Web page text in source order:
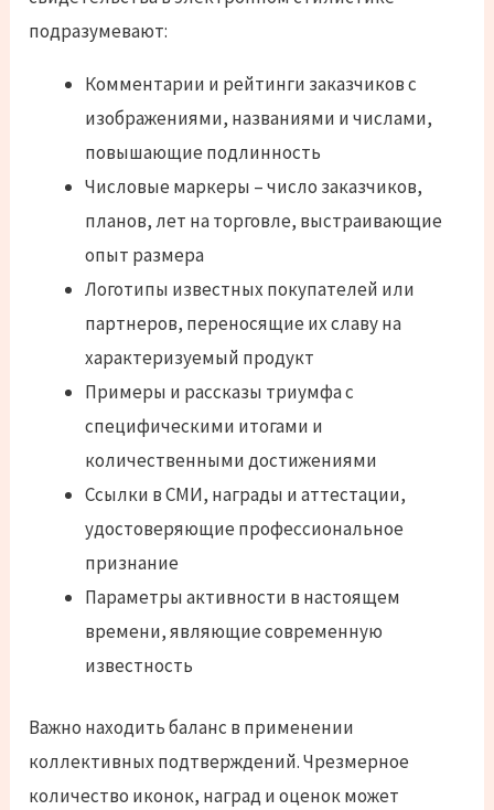
подразумевают:
Комментарии и рейтинги заказчиков с
изображениями, названиями и числами,
повышающие подлинность
Числовые маркеры – число заказчиков,
планов, лет на торговле, выстраивающие
опыт размера
Логотипы известных покупателей или
партнеров, переносящие их славу на
характеризуемый продукт
Примеры и рассказы триумфа с
специфическими итогами и
количественными достижениями
Ссылки в СМИ, награды и аттестации,
удостоверяющие профессиональное
признание
Параметры активности в настоящем
времени, являющие современную
известность
Важно находить баланс в применении
коллективных подтверждений. Чрезмерное
количество иконок, наград и оценок может